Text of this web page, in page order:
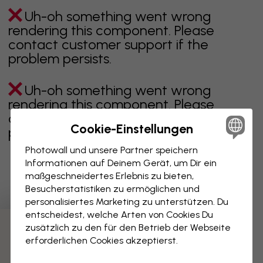
Uh-oh something went wrong
rendering this component. Please
contact customer support if the
problem persists.
Uh-oh something went wrong
rendering this component. Please
contact customer support if the
problem persists.
Zeigt Seite 1 von 8 Seiten
Weitere Kategorien entdecken
Cookie-Einstellungen
Photowall und unsere Partner speichern
Informationen auf Deinem Gerät, um Dir ein
maßgeschneidertes Erlebnis zu bieten,
Besucherstatistiken zu ermöglichen und
personalisiertes Marketing zu unterstützen. Du
entscheidest, welche Arten von Cookies Du
zusätzlich zu den für den Betrieb der Webseite
erforderlichen Cookies akzeptierst.